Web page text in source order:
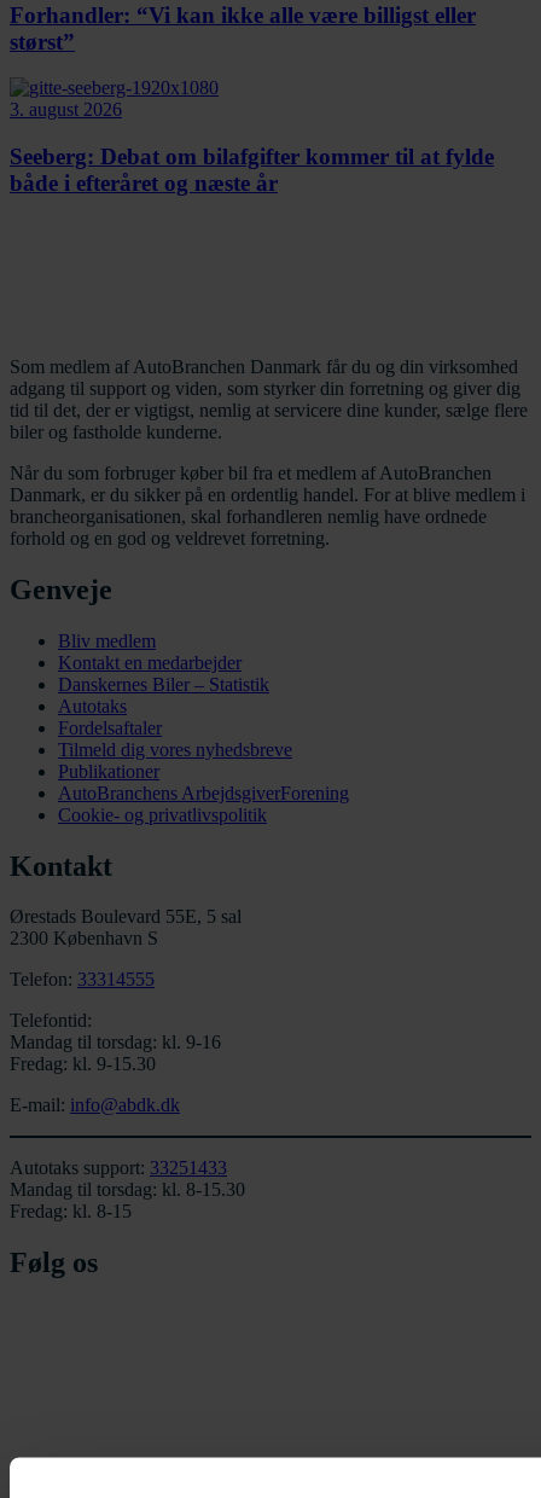
Forhandler: “Vi kan ikke alle være billigst eller
størst”
3. august 2026
Seeberg: Debat om bilafgifter kommer til at fylde
både i efteråret og næste år
Som medlem af AutoBranchen Danmark får du og din virksomhed
adgang til support og viden, som styrker din forretning og giver dig
tid til det, der er vigtigst, nemlig at servicere dine kunder, sælge flere
biler og fastholde kunderne.
Når du som forbruger køber bil fra et medlem af AutoBranchen
Danmark, er du sikker på en ordentlig handel. For at blive medlem i
brancheorganisationen, skal forhandleren nemlig have ordnede
forhold og en god og veldrevet forretning.
Genveje
Bliv medlem
Kontakt en medarbejder
Danskernes Biler – Statistik
Autotaks
Fordelsaftaler
Tilmeld dig vores nyhedsbreve
Publikationer
AutoBranchens ArbejdsgiverForening
Cookie- og privatlivspolitik
Kontakt
Ørestads Boulevard 55E, 5 sal
2300 København S
Telefon: 33314555
Telefontid:
Mandag til torsdag: kl. 9-16
Fredag: kl. 9-15.30
E-mail: info@abdk.dk
Autotaks support: 33251433
Mandag til torsdag: kl. 8-15.30
Fredag: kl. 8-15
Følg os